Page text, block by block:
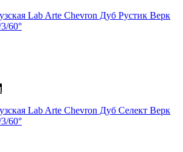
Lab Arte Chevron Дуб Рустик Верк
60°
Lab Arte Chevron Дуб Селект Верк
60°